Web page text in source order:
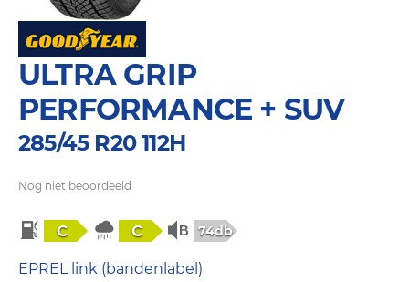
ULTRA GRIP
PERFORMANCE + SUV
285/45 R20 112H
Nog niet beoordeeld
C C 74db
EPREL link (bandenlabel)